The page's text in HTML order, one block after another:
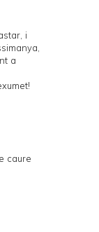
i
a
caure